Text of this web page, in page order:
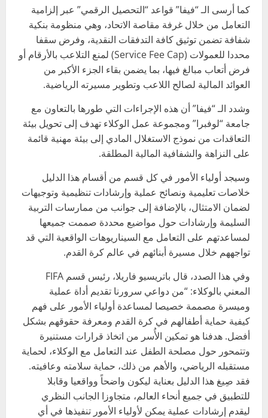
كما أرسى الـ “فيفا” قواعد “التحصيل الرقمي” عبر إلزامية
التعامل من خلال غرفة مقاصة الاتحاد، وهي منظومة بنكية
شفافة تضمن توثيق كافة التدفقات النقدية، وفرض سقفا
محددا للعمولات (Service Fee Cap) لمنع التلاعب بالأرقام أو
فرض أتعاب مبالغ فيها، بما يضمن بقاء الجزء الأكبر من
العوائد المالية لصالح اللاعب وتطوير مسيرته الرياضية.
وشدد الـ “فيفا” أن هذه الإجراءات التي طورها بالتعاون مع
جامعة “لوفبرا” ومجموعة عمل الوكلاء تهدف إلى تحويل بيئة
التعاقدات من نموذج الاستغلال المادي إلى بيئة مهنية قائمة
على النزاهة والشفافية المالية المطلقة.
وسيجد أولياء الأمور في كل قسم من أقسام هذا الدليل
خلاصات تعليمية ونصائح عملية وإرشادات تنظيمية وتوجيهات
لضمان الامتثال، بالإضافة إلى جوانب من ممارسات التربية
السليمة وإرشادات حول مواضيع محددة صممت جميعها
لمساعدتهم على التعامل مع السيناريوهات الواقعية التي قد
تواجههم خلال مسيرة أبنائهم في عالم كرة القدم.
وفي هذا الصدد، قال باتريسيو فاريلا، رئيس قسم FIFA
المعني بالوكلاء: “من دواعي سرورنا تقديم أداة عملية
وميسرة مصممة خصيصا لمساعدة أولياء الأمور على فهم
كيفية حماية أطفالهم في كرة القدم ومعرفة حقوقهم بشكل
أفضل. هدفنا هو تمكين الأُسر من اتخاذ قرارات مستنيرة
وتتمحور حول مصلحة الطفل عند التعامل مع الوكلاء، لحماية
مستقبله الرياضي، والأهم من ذلك، حماية سلامته وعافيته.
فقد صِيغ هذا الدليل بعناية ليكون واضحاً وواقعيا وقابلا
للتطبيق في جميع أنحاء العالم، متجاوزا الجانب النظري
ليقدم إرشادات عملية يمكن لأولياء الأمور تنفيذها في أي